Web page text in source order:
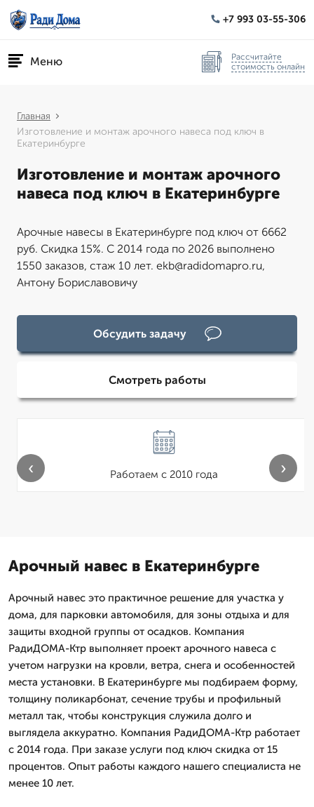
+7 993 03-55-306
Меню
Рассчитайте
стоимость онлайн
Главная
Изготовление и монтаж арочного навеса под ключ в
Екатеринбурге
Изготовление и монтаж арочного
навеса под ключ в Екатеринбурге
Арочные навесы в Екатеринбурге под ключ от 6662
руб. Скидка 15%. С 2014 года по 2026 выполнено
1550 заказов, стаж 10 лет. ekb@radidomapro.ru,
Антону Бориславовичу
Обсудить задачу
Смотреть работы
Работаем с 2010 года
‹ ›
Арочный навес в Екатеринбурге
Арочный навес это практичное решение для участка у
дома, для парковки автомобиля, для зоны отдыха и для
защиты входной группы от осадков. Компания
РадиДОМА-Ктр выполняет проект арочного навеса с
учетом нагрузки на кровли, ветра, снега и особенностей
места установки. В Екатеринбурге мы подбираем форму,
толщину поликарбонат, сечение трубы и профильный
металл так, чтобы конструкция служила долго и
выглядела аккуратно. Компания РадиДОМА-Ктр работает
с 2014 года. При заказе услуги под ключ скидка от 15
процентов. Опыт работы каждого нашего специалиста не
менее 10 лет.